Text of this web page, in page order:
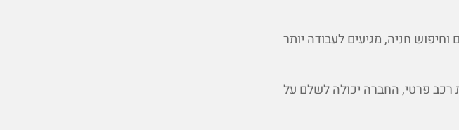
חניה, מגיעים לעבודה יותר
פרטי, החברה יכולה לשלם על